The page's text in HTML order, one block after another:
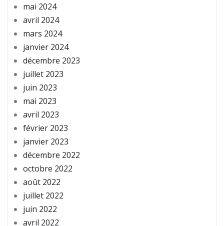
mai 2024
avril 2024
mars 2024
janvier 2024
décembre 2023
juillet 2023
juin 2023
mai 2023
avril 2023
février 2023
janvier 2023
décembre 2022
octobre 2022
août 2022
juillet 2022
juin 2022
avril 2022